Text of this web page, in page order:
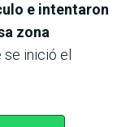
e intentaron
zona
inició el